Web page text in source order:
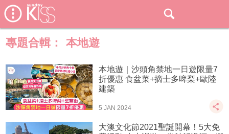
專題合輯： 本地遊
本地遊｜沙頭角禁地一日遊限量7
折優惠 食盆菜+摘士多啤梨+歐陸
建築
5 JAN 2024
大澳文化節2021聖誕開幕！5大免